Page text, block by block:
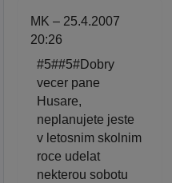
MK – 25.4.2007
20:26
#5##5#Dobry
vecer pane
Husare,
neplanujete jeste
v letosnim skolnim
roce udelat
nekterou sobotu